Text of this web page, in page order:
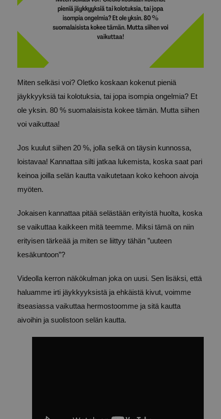
Miten selkäsi voi? Oletko koskaan kokenut pieniä
jäykkyyksiä tai kolotuksia, tai jopa isompia ongelmia? Et
ole yksin. 80 % suomalaisista kokee tämän. Mutta siihen
voi vaikuttaa!
Jos kuulut siihen 20 %, jolla selkä on täysin kunnossa,
loistavaa! Kannattaa silti jatkaa lukemista, koska saat pari
keinoa joilla selän kautta vaikutetaan koko kehoon aivoja
myöten.
Jokaisen kannattaa pitää selästään erityistä huolta, koska
se vaikuttaa kaikkeen mitä teemme. Miksi tämä on niin
erityisen tärkeää ja miten se liittyy tähän ”uuteen
kesäkuntoon”?
Videolla kerron näkökulman joka on uusi. Sen lisäksi, että
haluamme irti jäykkyyksistä ja ehkäistä kivut, voimme
itseasiassa vaikuttaa hermostoomme ja sitä kautta
aivoihin ja suolistoon selän kautta.